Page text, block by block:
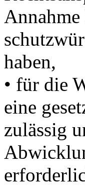
Annahme
haben,
• für die
eine
zulässig